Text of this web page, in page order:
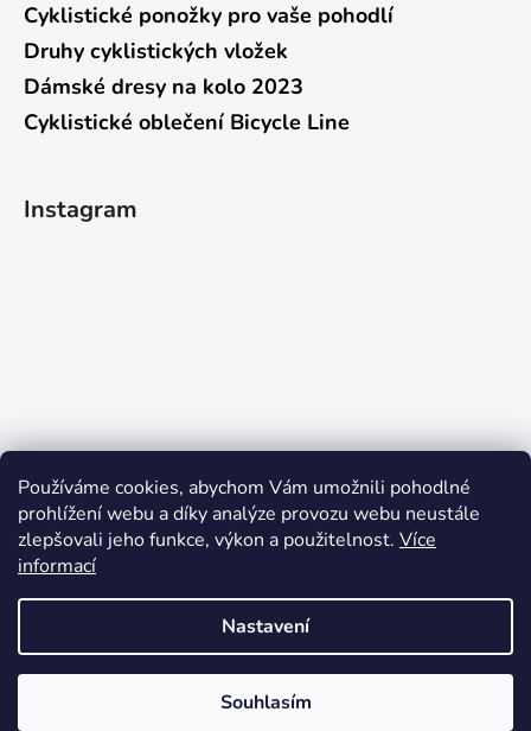
Používáme cookies, abychom Vám umožnili pohodlné
prohlížení webu a díky analýze provozu webu neustále
zlepšovali jeho funkce, výkon a použitelnost. Více
informací
Nastavení
Souhlasím
Vážení zákazníci,rádi bychom vás upozornili na omezený provoz ve
dnech 13.7. - 20.7 kvůli dovolené. Standardní provoz obnovujeme
Cyklistické ponožky pro vaše pohodlí
Druhy cyklistických vložek
Dámské dresy na kolo 2023
Cyklistické oblečení Bicycle Line
Instagram
Přijímáme online platby
Vytvořil Shoptet